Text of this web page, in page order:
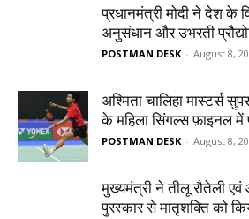
प्रधानमंत्री मोदी ने देश के
अनुसंधान और उभरती
POSTMAN DESK - August 8,
अश्मिता चालिहा मास्टर्स
के महिला सिंगल्स फ़ाइनल में
POSTMAN DESK - August 8,
मुख्यमंत्री ने तीलू रौतेली एवं
पुरस्कार से मातृशक्ति को